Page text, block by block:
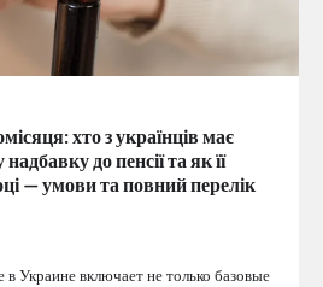
хто з українців має
до пенсії та як її
— умови та повний перелік
Украине включает не только базовые